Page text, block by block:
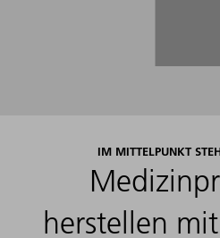
IM MITTELPUNKT
herstellen